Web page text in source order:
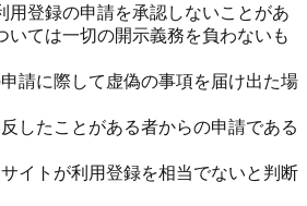
用登録の申請を承認しないことがあ
いては一切の開示義務を負わないも
請に際して虚偽の事項を届け出た場
したことがある者からの申請である
イトが利用登録を相当でないと判断